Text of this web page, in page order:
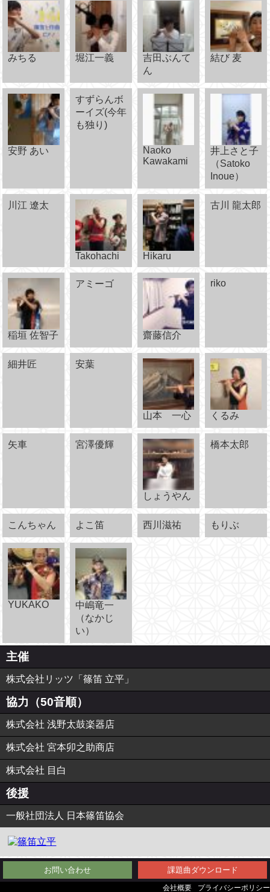
お問い合わせ 課題曲ダウンロード
みちる 堀江一義
吉田ぶんて
ん
結び 麦
安野 あい
すずらんボ
ーイズ(今年
も独り)
Naoko
Kawakami
井上さと子
（Satoko
Inoue）
川江 遼太
Takohachi Hikaru
古川 龍太郎
稲垣 佐智子
アミーゴ
齋藤信介
riko
細井匠 安葉
山本 一心 くるみ
矢車 宮澤優輝
しょうやん
橋本太郎
こんちゃん よこ笛 西川滋祐 もりぶ
YUKAKO
中嶋竜一
（なかじ
い）
主催
株式会社リッツ「篠笛 立平」
協力（50音順）
株式会社 浅野太鼓楽器店
株式会社 宮本卯之助商店
株式会社 目白
後援
一般社団法人 日本篠笛協会
会社概要 プライバシーポリシー